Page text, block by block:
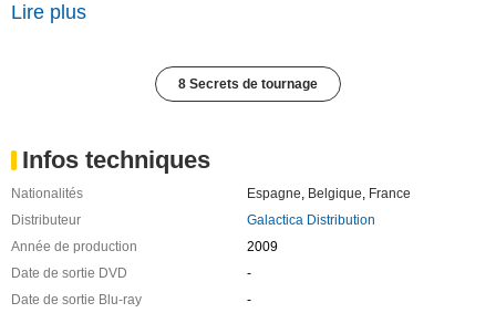
Lire plus
8 Secrets de tournage
Infos techniques
Nationalités Espagne, Belgique, France
Distributeur
Galactica Distribution
Année de production
2009
Date de sortie DVD
-
Date de sortie Blu-ray
-